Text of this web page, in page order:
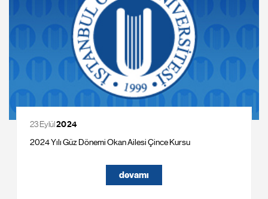
23 Eylül2024
2024 Yılı Güz Dönemi Okan Ailesi Çince Kursu
devamı